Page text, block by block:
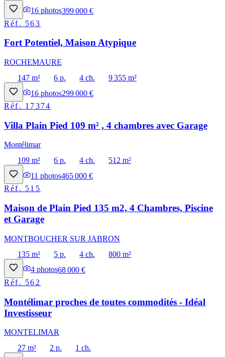
16 photos399 000 €
Réf. 563
Fort Potentiel, Maison Atypique
ROCHEMAURE
147 m²
6 p. 4 ch.
9 355 m²
16 photos299 000 €
Réf. 17374
Villa Plain Pied 109 m² , 4 chambres avec Garage
Montélimar
109 m²
6 p. 4 ch.
512 m²
11 photos465 000 €
Réf. 515
Maison de Plain Pied 135 m2, 4 Chambres, Piscine
et Garage
MONTBOUCHER SUR JABRON
135 m²
5 p. 4 ch.
800 m²
4 photos68 000 €
Réf. 562
Montélimar proches de toutes commodités - Idéal
Investisseur
MONTELIMAR
27 m²
2 p.
1 ch.